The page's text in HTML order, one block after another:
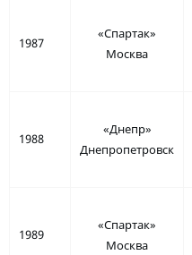
1987
«Спартак»
Москва
1988
«Днепр»
Днепропетровск
1989
«Спартак»
Москва